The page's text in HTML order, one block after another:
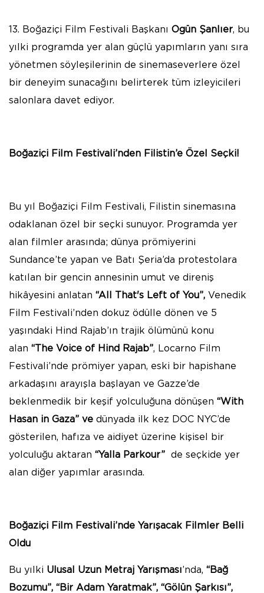
13. Boğaziçi Film Festivali Başkanı Ogün Şanlıer, bu
yılki programda yer alan güçlü yapımların yanı sıra
yönetmen söyleşilerinin de sinemaseverlere özel
bir deneyim sunacağını belirterek tüm izleyicileri
salonlara davet ediyor.
Boğaziçi Film Festivali’nden Filistin’e Özel Seçki!
Bu yıl Boğaziçi Film Festivali, Filistin sinemasına
odaklanan özel bir seçki sunuyor. Programda yer
alan filmler arasında; dünya prömiyerini
Sundance’te yapan ve Batı Şeria’da protestolara
katılan bir gencin annesinin umut ve direniş
hikâyesini anlatan “All That's Left of You”, Venedik
Film Festivali’nden dokuz ödülle dönen ve 5
yaşındaki Hind Rajab’ın trajik ölümünü konu
alan “The Voice of Hind Rajab”, Locarno Film
Festivali’nde prömiyer yapan, eski bir hapishane
arkadaşını arayışla başlayan ve Gazze’de
beklenmedik bir keşif yolculuğuna dönüşen “With
Hasan in Gaza” ve dünyada ilk kez DOC NYC’de
gösterilen, hafıza ve aidiyet üzerine kişisel bir
yolculuğu aktaran “Yalla Parkour” de seçkide yer
alan diğer yapımlar arasında.
Boğaziçi Film Festivali’nde Yarışacak Filmler Belli
Oldu
Bu yılki Ulusal Uzun Metraj Yarışması’nda, “Bağ
Bozumu”, “Bir Adam Yaratmak”, “Gölün Şarkısı”,